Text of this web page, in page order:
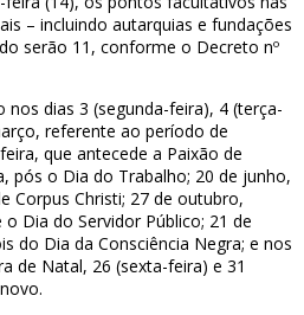
– incluindo autarquias e fundações
serão 11, conforme o Decreto nº
dias 3 (segunda-feira), 4 (terça-
referente ao período de
que antecede a Paixão de
pós o Dia do Trabalho; 20 de junho,
Corpus Christi; 27 de outubro,
Dia do Servidor Público; 21 de
do Dia da Consciência Negra; e nos
de Natal, 26 (sexta-feira) e 31